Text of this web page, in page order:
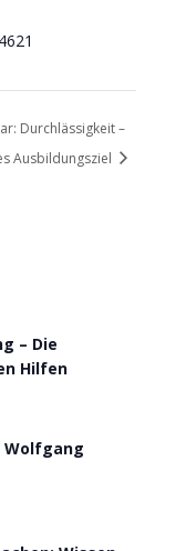
Durchlässigkeit –
Ausbildungsziel
– Die
Hilfen
Wolfgang